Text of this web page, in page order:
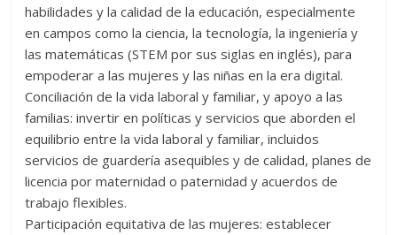
habilidades y la calidad de la educación, especialmente
en campos como la ciencia, la tecnología, la ingeniería y
las matemáticas (STEM por sus siglas en inglés), para
empoderar a las mujeres y las niñas en la era digital.
Conciliación de la vida laboral y familiar, y apoyo a las
familias: invertir en políticas y servicios que aborden el
equilibrio entre la vida laboral y familiar, incluidos
servicios de guardería asequibles y de calidad, planes de
licencia por maternidad o paternidad y acuerdos de
trabajo flexibles.
Participación equitativa de las mujeres: establecer